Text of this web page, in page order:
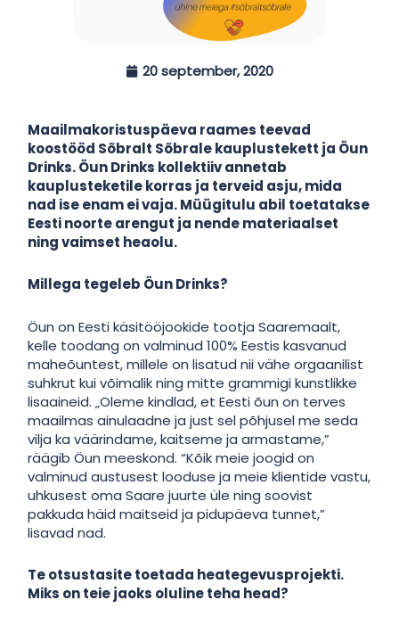
20 september, 2020
Maailmakoristuspäeva raames teevad
koostööd Sõbralt Sõbrale kauplustekett ja Öun
Drinks. Öun Drinks kollektiiv annetab
kauplusteketile korras ja terveid asju, mida
nad ise enam ei vaja. Müügitulu abil toetatakse
Eesti noorte arengut ja nende materiaalset
ning vaimset heaolu.
Millega tegeleb Öun Drinks?
Öun on Eesti käsitööjookide tootja Saaremaalt,
kelle toodang on valminud 100% Eestis kasvanud
maheõuntest, millele on lisatud nii vähe orgaanilist
suhkrut kui võimalik ning mitte grammigi kunstlikke
lisaaineid.„Oleme kindlad, et Eesti õun on terves
maailmas ainulaadne ja just sel põhjusel me seda
vilja ka väärindame, kaitseme ja armastame,”
räägib Öun meeskond. “Kõik meie joogid on
valminud austusest looduse ja meie klientide vastu,
uhkusest oma Saare juurte üle ning soovist
pakkuda häid maitseid ja pidupäeva tunnet,”
lisavad nad.
Te otsustasite toetada heategevusprojekti.
Miks on teie jaoks oluline teha head?